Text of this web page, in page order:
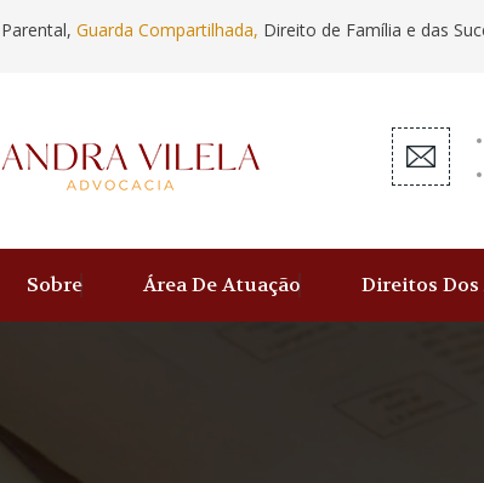
Guarda Compartilhada, Direito de Família e das
Sobre Área De Atuação Direitos